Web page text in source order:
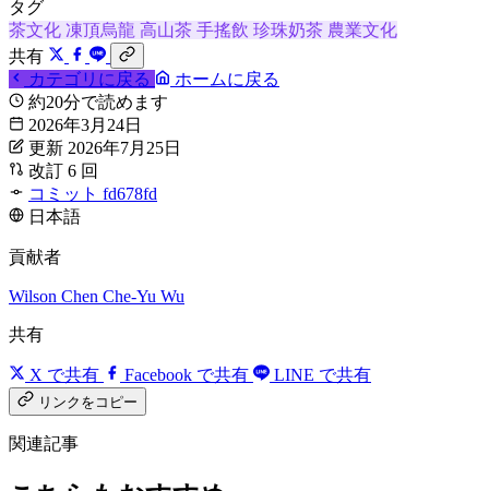
タグ
茶文化 凍頂烏龍 高山茶 手搖飲 珍珠奶茶 農業文化
共有
カテゴリに戻る
ホームに戻る
約20分で読めます
2026年3月24日
更新 2026年7月25日
改訂 6 回
コミット fd678fd
日本語
貢献者
Wilson Chen Che-Yu Wu
共有
X で共有 Facebook で共有 LINE で共有
リンクをコピー
関連記事